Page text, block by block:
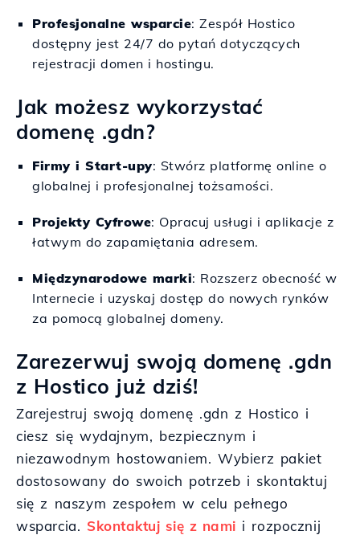
Profesjonalne wsparcie: Zespół Hostico
dostępny jest 24/7 do pytań dotyczących
rejestracji domen i hostingu.
Jak możesz wykorzystać
domenę .gdn?
Firmy i Start-upy: Stwórz platformę online o
globalnej i profesjonalnej tożsamości.
Projekty Cyfrowe: Opracuj usługi i aplikacje z
łatwym do zapamiętania adresem.
Międzynarodowe marki: Rozszerz obecność w
Internecie i uzyskaj dostęp do nowych rynków
za pomocą globalnej domeny.
Zarezerwuj swoją domenę .gdn
z Hostico już dziś!
Zarejestruj swoją domenę .gdn z Hostico i
ciesz się wydajnym, bezpiecznym i
niezawodnym hostowaniem. Wybierz pakiet
dostosowany do swoich potrzeb i skontaktuj
się z naszym zespołem w celu pełnego
wsparcia. Skontaktuj się z nami i rozpocznij